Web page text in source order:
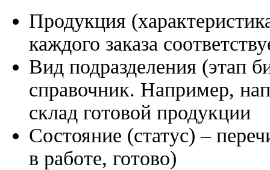
Продукция
каждого заказа
Вид подразделения (этап
справочник. Например,
склад готовой продукции
Состояние (статус) –
в работе, готово)